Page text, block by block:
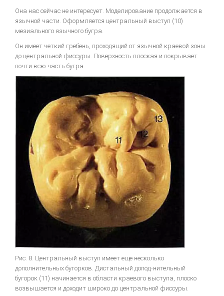
Она нас сейчас не интересует. Моделирование продолжается в
язычной части. Оформляется центральный выступ (10)
мезиального язычного бугра.
Он имеет четкий гребень, проходящий от язычной краевой зоны
до центральной фиссуры. Поверхность плоская и покрывает
почти всю часть бугра.
Рис. 8. Центральный выступ имеет еще несколько
дополнительных бугорков. Дистальный допод-нительный
бугорок (11) начинается в области краевого выступа, плоско
возвышается и доходит широко до центральной фиссуры.